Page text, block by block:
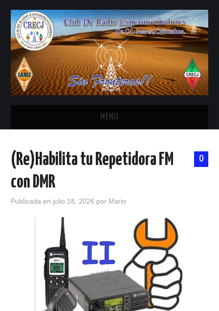
MENU
ANTENAS Y ACCESORIOS
BANDA CIVIL
HISTORIA DE LA RADIO
IMÁGENES CRECJ
0
(Re)Habilita tu Repetidora FM
con DMR
Publicada en julio 18, 2026 por Mario